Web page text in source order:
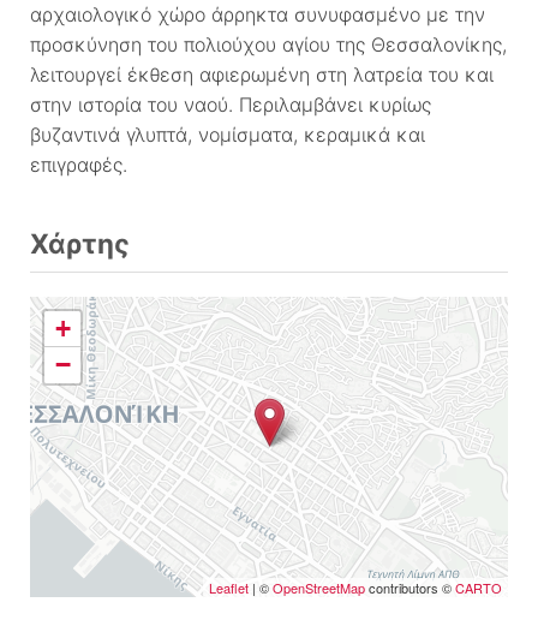
αρχαιολογικό χώρο άρρηκτα συνυφασμένο με την
προσκύνηση του πολιούχου αγίου της Θεσσαλονίκης,
λειτουργεί έκθεση αφιερωμένη στη λατρεία του και
στην ιστορία του ναού. Περιλαμβάνει κυρίως
βυζαντινά γλυπτά, νομίσματα, κεραμικά και
επιγραφές.
Χάρτης
+
−
Leaflet | ©OpenStreetMapcontributors ©CARTO